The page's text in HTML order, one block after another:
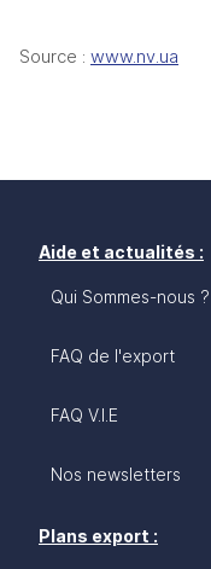
Source : www.nv.ua
Aide et actualités :
Qui Sommes-nous ?
FAQ de l'export
FAQ V.I.E
Nos newsletters
Plans export :